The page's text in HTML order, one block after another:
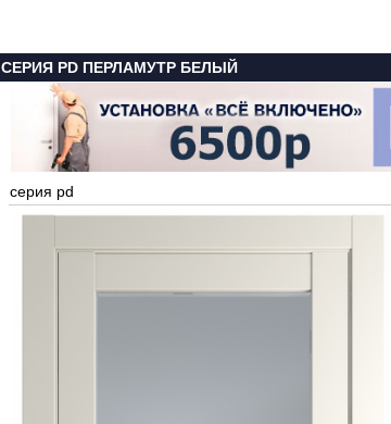
СЕРИЯ PD ПЕРЛАМУТР БЕЛЫЙ
серия pd